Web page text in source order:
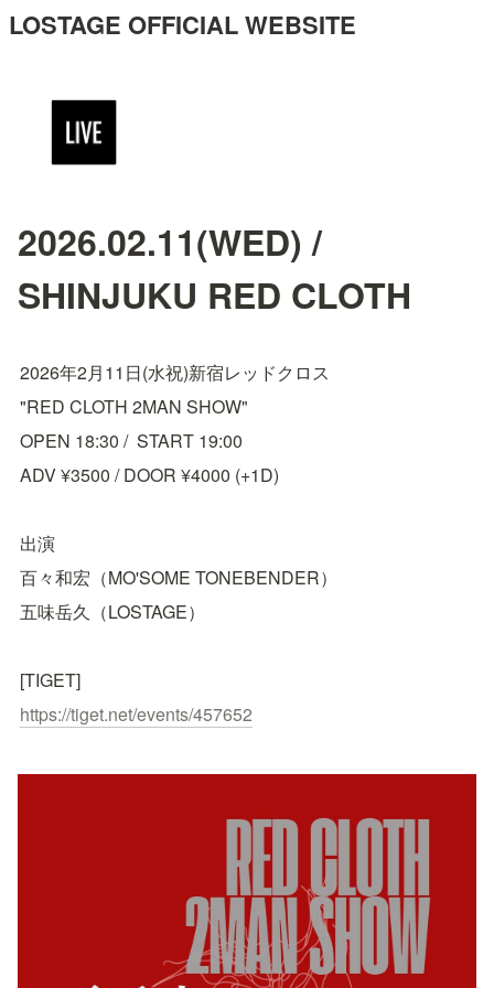
LOSTAGE OFFICIAL WEBSITE
2026.02.11(WED) /
SHINJUKU RED CLOTH
2026年2月11日(水祝)新宿レッドクロス
"RED CLOTH 2MAN SHOW"
OPEN 18:30 /  START 19:00
ADV ¥3500 / DOOR ¥4000 (+1D)
出演
百々和宏（MO'SOME TONEBENDER）
五味岳久（LOSTAGE）
[TIGET]
https://tiget.net/events/457652